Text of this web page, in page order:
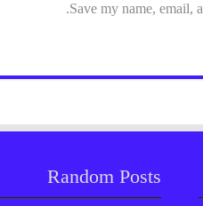
Save my name, email,
Random Posts